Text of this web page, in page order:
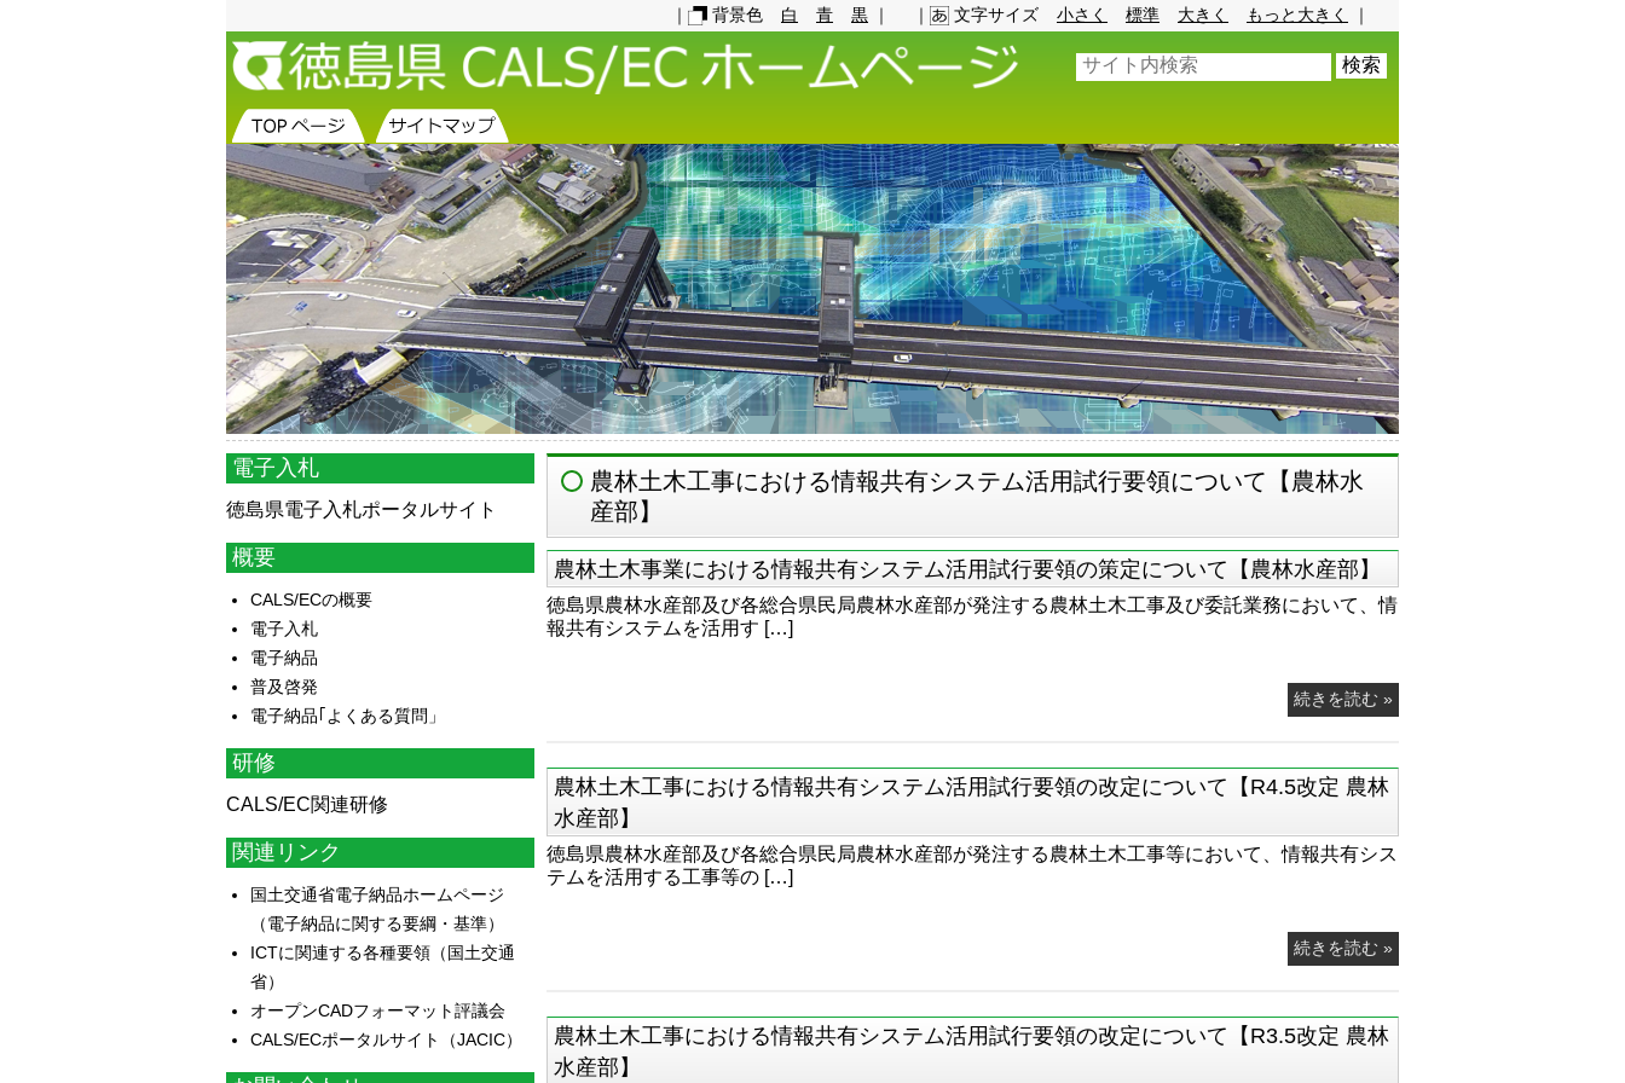
｜ 背景色 白 青 黒 ｜ ｜ 文字サイズ 小さく 標準 大きく もっと大きく ｜
農林土木工事における情報共有システム活用試行要領について【農林水
産部】
農林土木事業における情報共有システム活用試行要領の策定について【農林水産部】
徳島県農林水産部及び各総合県民局農林水産部が発注する農林土木工事及び委託業務において、情
報共有システムを活用す […]
続きを読む »
農林土木工事における情報共有システム活用試行要領の改定について【R4.5改定 農林
水産部】
徳島県農林水産部及び各総合県民局農林水産部が発注する農林土木工事等において、情報共有シス
テムを活用する工事等の […]
続きを読む »
農林土木工事における情報共有システム活用試行要領の改定について【R3.5改定 農林
水産部】
電子入札
徳島県電子入札ポータルサイト
概要
CALS/ECの概要
電子入札
電子納品
普及啓発
電子納品｢よくある質問」
研修
CALS/EC関連研修
関連リンク
国土交通省電子納品ホームページ
（電子納品に関する要綱・基準）
ICTに関連する各種要領（国土交通
省）
オープンCADフォーマット評議会
CALS/ECポータルサイト（JACIC）